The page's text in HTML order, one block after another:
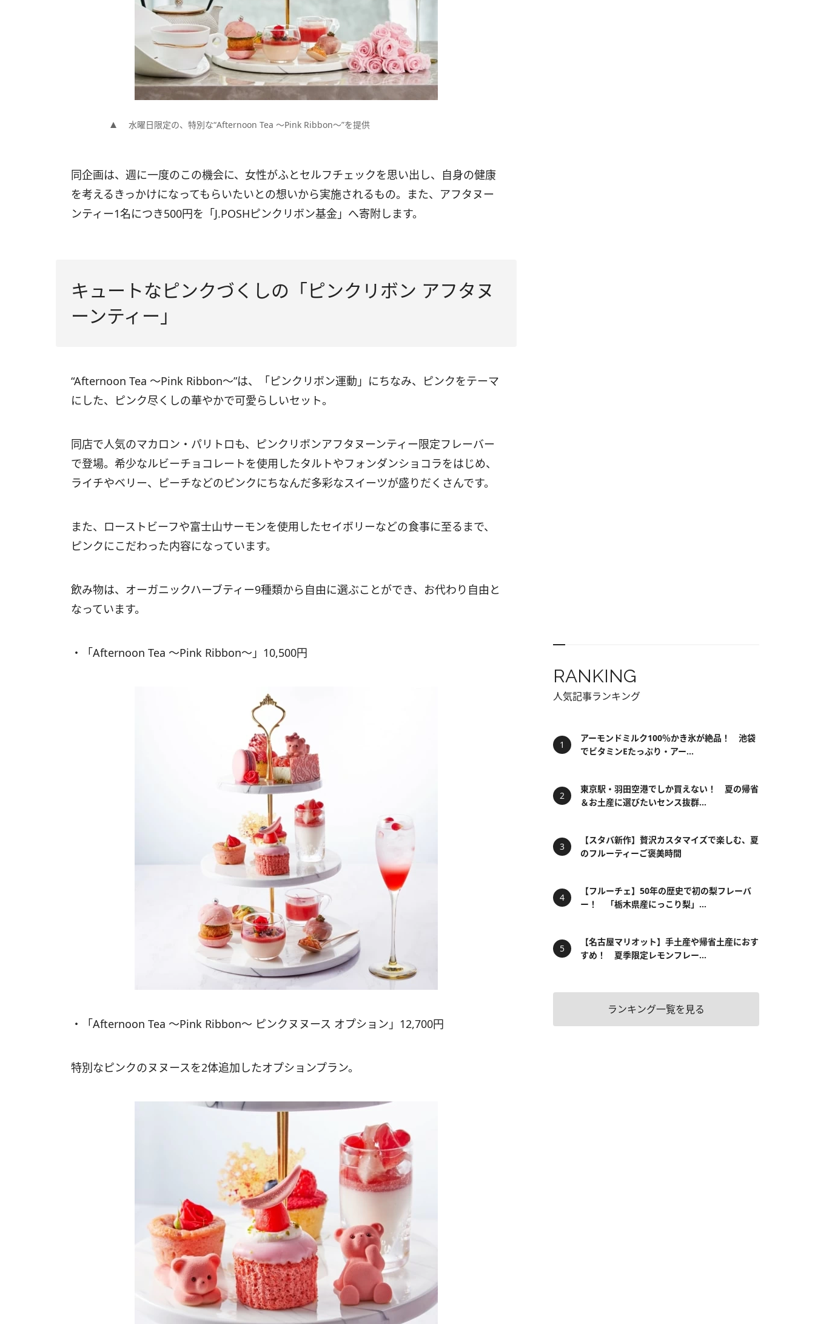
水曜日限定の、特別な“Afternoon Tea 〜Pink Ribbon〜”を提供
同企画は、週に一度のこの機会に、女性がふとセルフチェックを思い出し、自身の健康
を考えるきっかけになってもらいたいとの想いから実施されるもの。また、アフタヌー
ンティー1名につき500円を「J.POSHピンクリボン基金」へ寄附します。
キュートなピンクづくしの「ピンクリボン アフタヌ
ーンティー」
“Afternoon Tea 〜Pink Ribbon〜”は、「ピンクリボン運動」にちなみ、ピンクをテーマ
にした、ピンク尽くしの華やかで可愛らしいセット。
同店で人気のマカロン・パリトロも、ピンクリボンアフタヌーンティー限定フレーバー
で登場。希少なルビーチョコレートを使用したタルトやフォンダンショコラをはじめ、
ライチやベリー、ピーチなどのピンクにちなんだ多彩なスイーツが盛りだくさんです。
また、ローストビーフや富士山サーモンを使用したセイボリーなどの食事に至るまで、
ピンクにこだわった内容になっています。
飲み物は、オーガニックハーブティー9種類から自由に選ぶことができ、お代わり自由と
なっています。
・「Afternoon Tea 〜Pink Ribbon〜」10,500円
・「Afternoon Tea 〜Pink Ribbon〜 ピンクヌヌース オプション」12,700円
特別なピンクのヌヌースを2体追加したオプションプラン。
RANKING
人気記事ランキング
アーモンドミルク100％かき氷が絶品！ 池袋
でビタミンEたっぷり・アー...
東京駅・羽田空港でしか買えない！ 夏の帰省
＆お土産に選びたいセンス抜群...
【スタバ新作】贅沢カスタマイズで楽しむ、夏
のフルーティーご褒美時間
【フルーチェ】50年の歴史で初の梨フレーバ
ー！ 「栃木県産にっこり梨」...
【名古屋マリオット】手土産や帰省土産におす
すめ！ 夏季限定レモンフレー...
ランキング一覧を見る